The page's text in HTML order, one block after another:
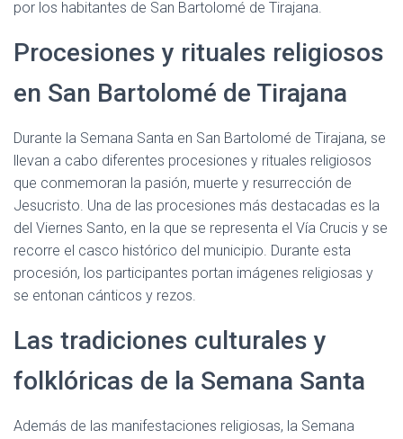
por los habitantes de San Bartolomé de Tirajana.
Procesiones y rituales religiosos
en San Bartolomé de Tirajana
Durante la Semana Santa en San Bartolomé de Tirajana, se
llevan a cabo diferentes procesiones y rituales religiosos
que conmemoran la pasión, muerte y resurrección de
Jesucristo. Una de las procesiones más destacadas es la
del Viernes Santo, en la que se representa el Vía Crucis y se
recorre el casco histórico del municipio. Durante esta
procesión, los participantes portan imágenes religiosas y
se entonan cánticos y rezos.
Las tradiciones culturales y
folklóricas de la Semana Santa
Además de las manifestaciones religiosas, la Semana